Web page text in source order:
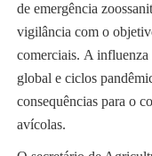
de emergência
vigilância com o
comerciais. A
global e ciclos
consequências para o
avícolas.